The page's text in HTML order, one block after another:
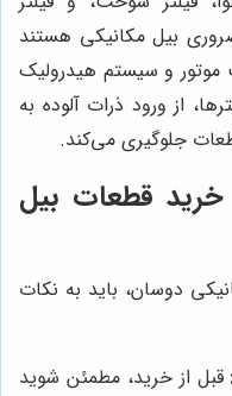
بیل مکانیکی هستند
و سیستم هیدرولیک
از ورود ذرات آلوده به
جلوگیری می‌کند.
قطعات بیل
دوسان، باید به نکات
قبل از خرید، مطمئن شوید